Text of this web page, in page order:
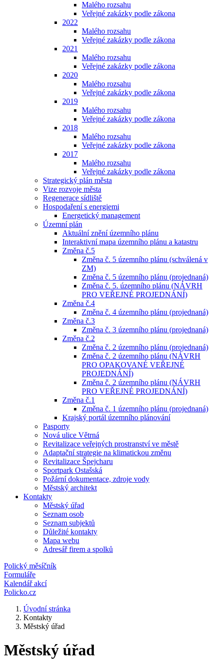
Malého rozsahu
Veřejné zakázky podle zákona
2022
Malého rozsahu
Veřejné zakázky podle zákona
2021
Malého rozsahu
Veřejné zakázky podle zákona
2020
Malého rozsahu
Veřejné zakázky podle zákona
2019
Malého rozsahu
Veřejné zakázky podle zákona
2018
Malého rozsahu
Veřejné zakázky podle zákona
2017
Malého rozsahu
Veřejné zakázky podle zákona
Strategický plán města
Vize rozvoje města
Regenerace sídliště
Hospodaření s energiemi
Energetický management
Územní plán
Aktuální znění územního plánu
Interaktivní mapa územního plánu a katastru
Změna č.5
Změna č. 5 územního plánu (schválená v
ZM)
Změna č. 5 územního plánu (projednaná)
Změna č. 5. územního plánu (NÁVRH
PRO VEŘEJNÉ PROJEDNÁNÍ)
Změna č.4
Změna č. 4 územního plánu (projednaná)
Změna č.3
Změna č. 3 územního plánu (projednaná)
Změna č.2
Změna č. 2 územního plánu (projednaná)
Změna č. 2 územního plánu (NÁVRH
PRO OPAKOVANÉ VEŘEJNÉ
PROJEDNÁNÍ)
Změna č. 2 územního plánu (NÁVRH
PRO VEŘEJNÉ PROJEDNÁNÍ)
Změna č.1
Změna č. 1 územního plánu (projednaná)
Krajský portál územního plánování
Pasporty
Nová ulice Větrná
Revitalizace veřejných prostranství ve městě
Adaptační strategie na klimatickou změnu
Revitalizace Špejcharu
Sportpark Ostašská
Požární dokumentace, zdroje vody
Městský architekt
Kontakty
Městský úřad
Seznam osob
Seznam subjektů
Důležité kontakty
Mapa webu
Adresář firem a spolků
Polický měsíčník
Formuláře
Kalendář akcí
Policko.cz
Úvodní stránka
Kontakty
Městský úřad
Městský úřad